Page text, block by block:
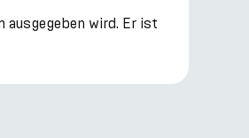
ausgegeben wird. Er ist